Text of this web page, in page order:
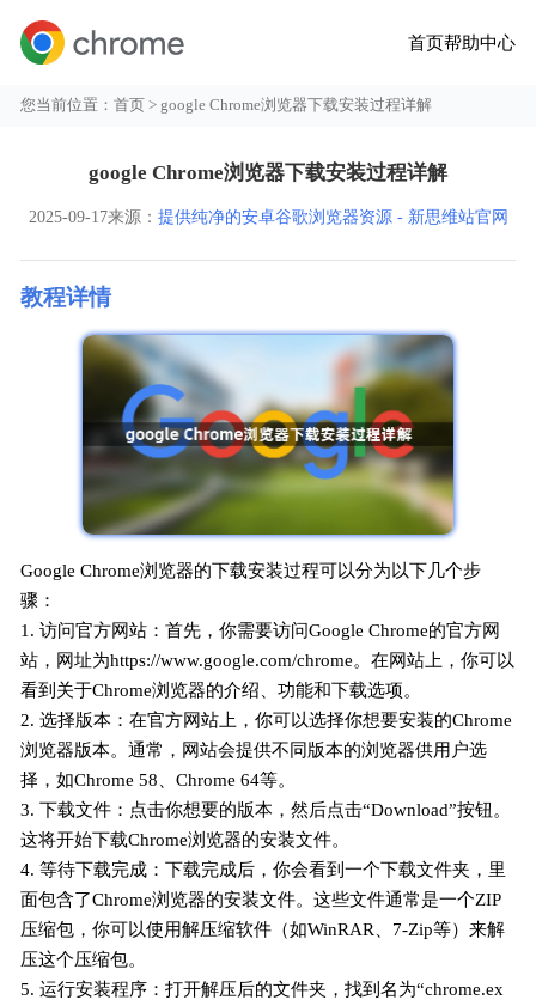
首页帮助中心
您当前位置：首页 > google Chrome浏览器下载安装过程详解
google Chrome浏览器下载安装过程详解
2025-09-17来源： 提供纯净的安卓谷歌浏览器资源 - 新思维站官网
教程详情
Google Chrome浏览器的下载安装过程可以分为以下几个步
骤：
1. 访问官方网站：首先，你需要访问Google Chrome的官方网
站，网址为https://www.google.com/chrome。在网站上，你可以
看到关于Chrome浏览器的介绍、功能和下载选项。
2. 选择版本：在官方网站上，你可以选择你想要安装的Chrome
浏览器版本。通常，网站会提供不同版本的浏览器供用户选
择，如Chrome 58、Chrome 64等。
3. 下载文件：点击你想要的版本，然后点击“Download”按钮。
这将开始下载Chrome浏览器的安装文件。
4. 等待下载完成：下载完成后，你会看到一个下载文件夹，里
面包含了Chrome浏览器的安装文件。这些文件通常是一个ZIP
压缩包，你可以使用解压缩软件（如WinRAR、7-Zip等）来解
压这个压缩包。
5. 运行安装程序：打开解压后的文件夹，找到名为“chrome.ex